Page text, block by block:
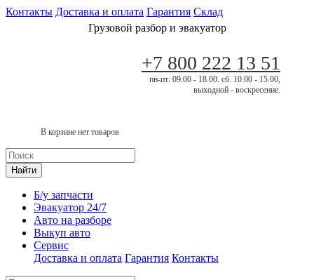
Контакты Доставка и оплата Гарантия Склад
Грузовой разбор и эвакуатор
+7 800 222 13 51
пн-пт: 09.00 - 18.00. сб. 10.00 - 15.00,
выходной - воскресение.
В корзине нет товаров
Найти
Б/у запчасти
Эвакуатор 24/7
Авто на разборе
Выкуп авто
Сервис
Доставка и оплата Гарантия Контакты